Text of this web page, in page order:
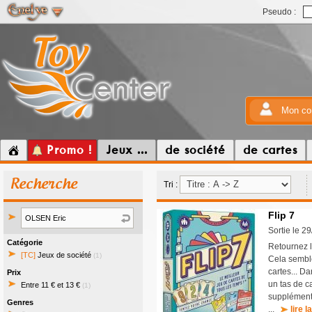
Pseudo :
Mon
Promo ! Jeux ... de société de cartes
Recherche
Catégorie
[TC] Jeux de société (1)
Prix
Entre 11 € et 13 € (1)
Genres
Tri :
Flip 7
Sortie le
Retournez
Cela
cartes...
un tas de
...
lire